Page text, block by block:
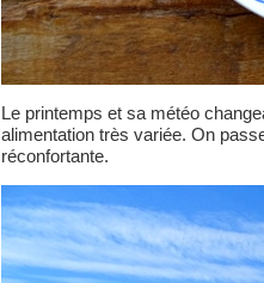
Le printemps et sa météo
alimentation très variée. On
réconfortante.